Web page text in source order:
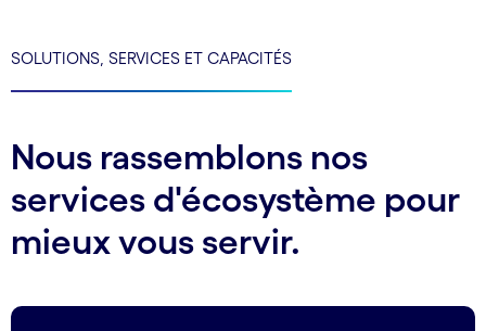
SOLUTIONS, SERVICES ET CAPACITÉS
Nous rassemblons nos
services d'écosystème pour
mieux vous servir.